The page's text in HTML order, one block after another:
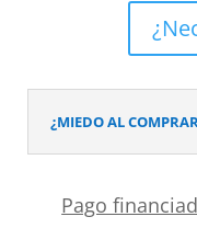
desplegable
cercano
domicilio?
pizarra.
Efecto
en
Broullie
¿MIEDO AL
Pago